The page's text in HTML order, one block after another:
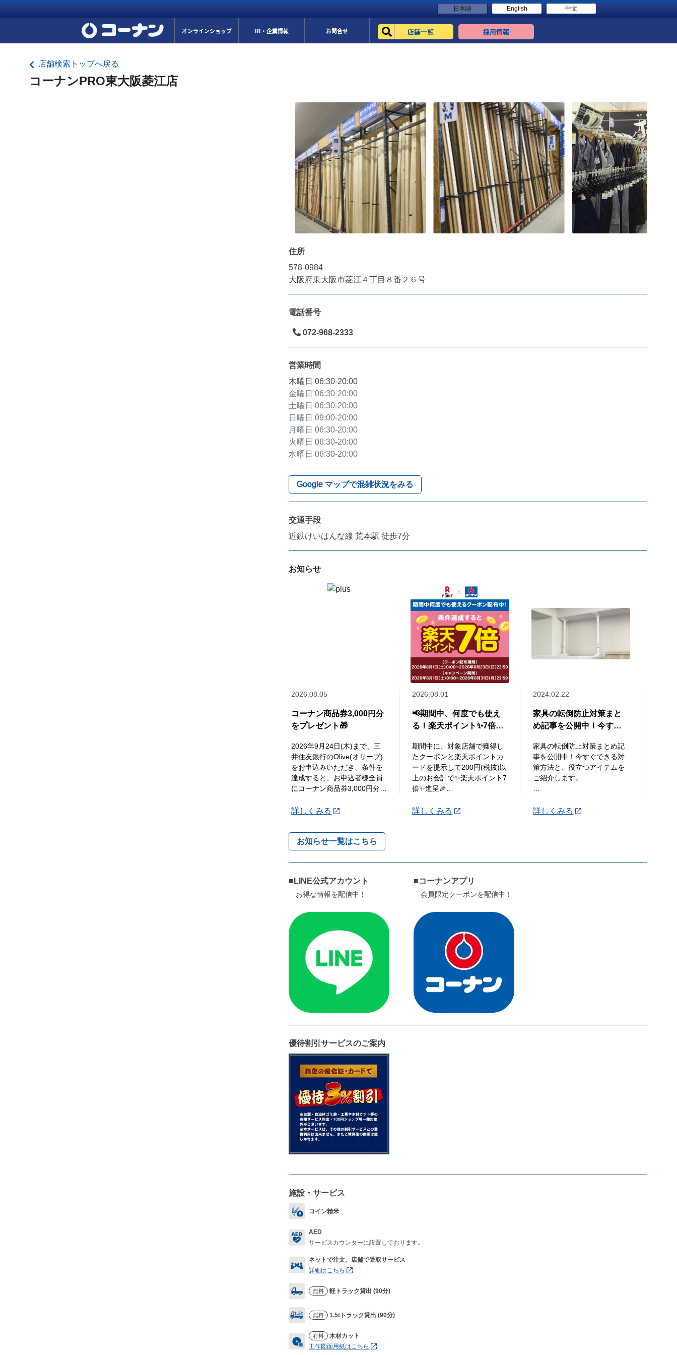
日本語 English 中文
オンラインショップ IR・企業情報 お問合せ 店舗一覧 採用情報
店舗検索トップへ戻る
コーナンPRO東大阪菱江店
住所
578-0984
大阪府東大阪市菱江４丁目８番２６号
電話番号
072-968-2333
営業時間
木曜日06:30-20:00
金曜日06:30-20:00
土曜日06:30-20:00
日曜日09:00-20:00
月曜日06:30-20:00
火曜日06:30-20:00
水曜日06:30-20:00
Google マップで混雑状況をみる
交通手段
近鉄けいはんな線 荒本駅 徒歩7分
お知らせ
2026.08.05
コーナン商品券3,000円分
をプレゼント🎁
2026年9月24日(木)まで、三
井住友銀行のOlive(オリーブ)
をお申込みいただき、条件を
達成すると、お申込者様全員
にコーナン商品券3,000円分を
...
詳しくみる
2026.08.01
📢期間中、何度でも使え
る！楽天ポイント✨7倍ク
期間中に、対象店舗で獲得し
たクーポンと楽天ポイントカ
ードを提示して200円(税抜)以
上のお会計で✨楽天ポイント7
倍✨進呈🎉
●STEP1
詳しくみる
2024.02.22
家具の転倒防止対策まと
め記事を公開中！今すぐ
つアイテムをご紹介しま
す。
家具の転倒防止対策まとめ記
事を公開中！今すぐできる対
策方法と、役立つアイテムを
ご紹介します。
や、突っ張り棒をはじめとし
詳しくみる
お知らせ一覧はこちら
■LINE公式アカウント
お得な情報を配信中！
■コーナンアプリ
会員限定クーポンを配信中！
優待割引サービスのご案内
施設・サービス
コイン精米
AED
サービスカウンターに設置しております。
ネットで注文、店舗で受取サービス
詳細はこちら
無料 軽トラック貸出 (90分)
無料 1.5tトラック貸出 (90分)
有料
木材カット
工作図面用紙はこちら